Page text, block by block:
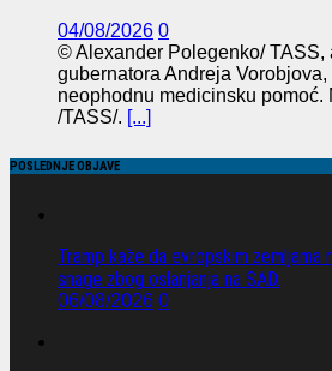
04/08/2026 0
© Alexander Polegenko/ TASS,
gubernatora Andreja
neophodnu medicinsku pomoć.
/TASS/. [...]
POSLEDNJE OBJAVE
Tramp kaže da evropskim zemljama
snage zbog oslanjanja na SAD.
06/08/2026 0